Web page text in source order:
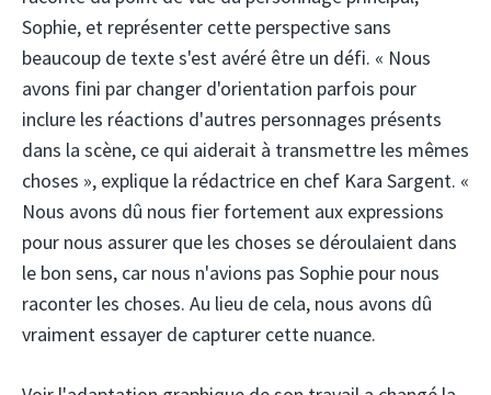
Sophie, et représenter cette perspective sans
beaucoup de texte s'est avéré être un défi. « Nous
avons fini par changer d'orientation parfois pour
inclure les réactions d'autres personnages présents
dans la scène, ce qui aiderait à transmettre les mêmes
choses », explique la rédactrice en chef Kara Sargent. «
Nous avons dû nous fier fortement aux expressions
pour nous assurer que les choses se déroulaient dans
le bon sens, car nous n'avions pas Sophie pour nous
raconter les choses. Au lieu de cela, nous avons dû
vraiment essayer de capturer cette nuance.